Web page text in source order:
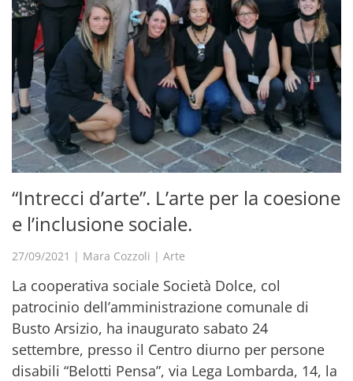
“Intrecci d’arte”. L’arte per la coesione
e l’inclusione sociale.
27/09/2021 | Mara Cozzoli | Arte
La cooperativa sociale Società Dolce, col
patrocinio dell’amministrazione comunale di
Busto Arsizio, ha inaugurato sabato 24
settembre, presso il Centro diurno per persone
disabili “Belotti Pensa”, via Lega Lombarda, 14, la